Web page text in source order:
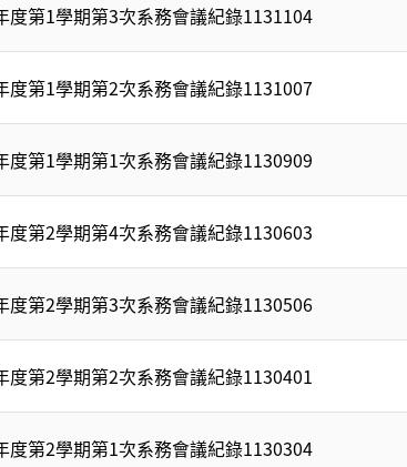
度第1學期第3次系務會議紀錄1131104
度第1學期第2次系務會議紀錄1131007
度第1學期第1次系務會議紀錄1130909
度第2學期第4次系務會議紀錄1130603
度第2學期第3次系務會議紀錄1130506
度第2學期第2次系務會議紀錄1130401
度第2學期第1次系務會議紀錄1130304